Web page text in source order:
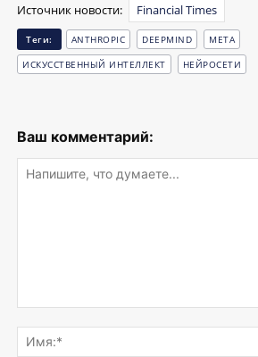
Источник новости: Financial Times
Теги: ANTHROPIC DEEPMIND
META
ИСКУССТВЕННЫЙ ИНТЕЛЛЕКТ
НЕЙРОСЕТИ
Ваш комментарий:
что
думаете...